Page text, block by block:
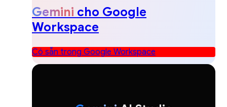
Gemini cho Google
Workspace
Có sẵn trong Google Workspace